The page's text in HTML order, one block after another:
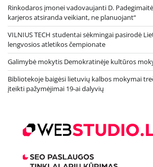
Rinkodaros įmonei vadovaujanti D.
karjeros atsiranda veikiant, ne planuojant“
VILNIUS TECH studentai sėkmingai pasirodė
lengvosios atletikos čempionate
Galimybė mokytis Demokratinėje kultūros
Bibliotekoje baigėsi lietuvių kalbos mokymai
įteikti pažymėjimai 19-ai dalyvių